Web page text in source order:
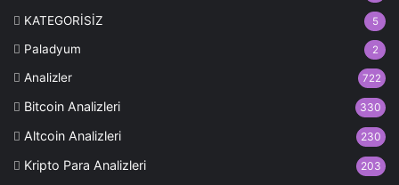
KATEGORİSİZ 5
Paladyum 2
Analizler 722
Bitcoin Analizleri 330
Altcoin Analizleri 230
Kripto Para Analizleri 203